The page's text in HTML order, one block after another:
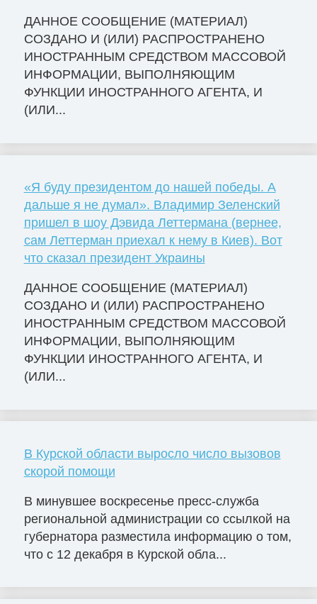
ДАННОЕ СООБЩЕНИЕ (МАТЕРИАЛ)
СОЗДАНО И (ИЛИ) РАСПРОСТРАНЕНО
ИНОСТРАННЫМ СРЕДСТВОМ МАССОВОЙ
ИНФОРМАЦИИ, ВЫПОЛНЯЮЩИМ
ФУНКЦИИ ИНОСТРАННОГО АГЕНТА, И
(ИЛИ...
«Я буду президентом до нашей победы. А
дальше я не думал». Владимир Зеленский
пришел в шоу Дэвида Леттермана (вернее,
сам Леттерман приехал к нему в Киев). Вот
что сказал президент Украины
ДАННОЕ СООБЩЕНИЕ (МАТЕРИАЛ)
СОЗДАНО И (ИЛИ) РАСПРОСТРАНЕНО
ИНОСТРАННЫМ СРЕДСТВОМ МАССОВОЙ
ИНФОРМАЦИИ, ВЫПОЛНЯЮЩИМ
ФУНКЦИИ ИНОСТРАННОГО АГЕНТА, И
(ИЛИ...
В Курской области выросло число вызовов
скорой помощи
В минувшее воскресенье пресс-служба
региональной администрации со ссылкой на
губернатора разместила информацию о том,
что с 12 декабря в Курской обла...